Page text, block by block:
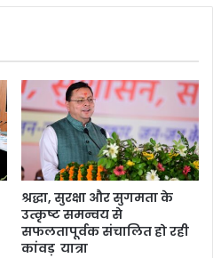
श्रद्धा, सुरक्षा और सुगमता के
उत्कृष्ट समन्वय से
सफलतापूर्वक संचालित हो रही
कांवड़ यात्रा